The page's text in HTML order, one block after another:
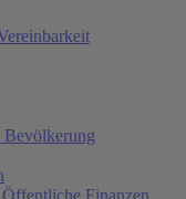
Finanzen